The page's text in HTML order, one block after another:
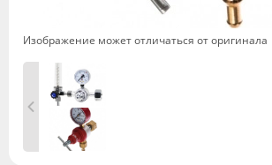
Изображение может отличаться от оригинала